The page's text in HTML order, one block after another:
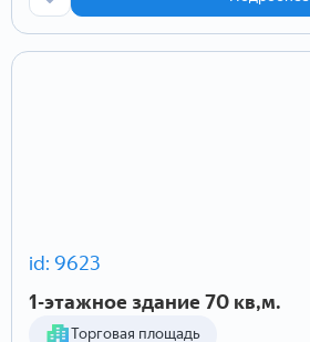
id: 9623
1-этажное здание 70 кв,м.
Торговая площадь